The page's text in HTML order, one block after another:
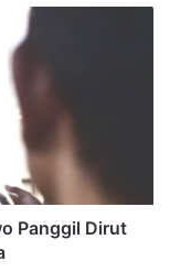
Panggil Dirut